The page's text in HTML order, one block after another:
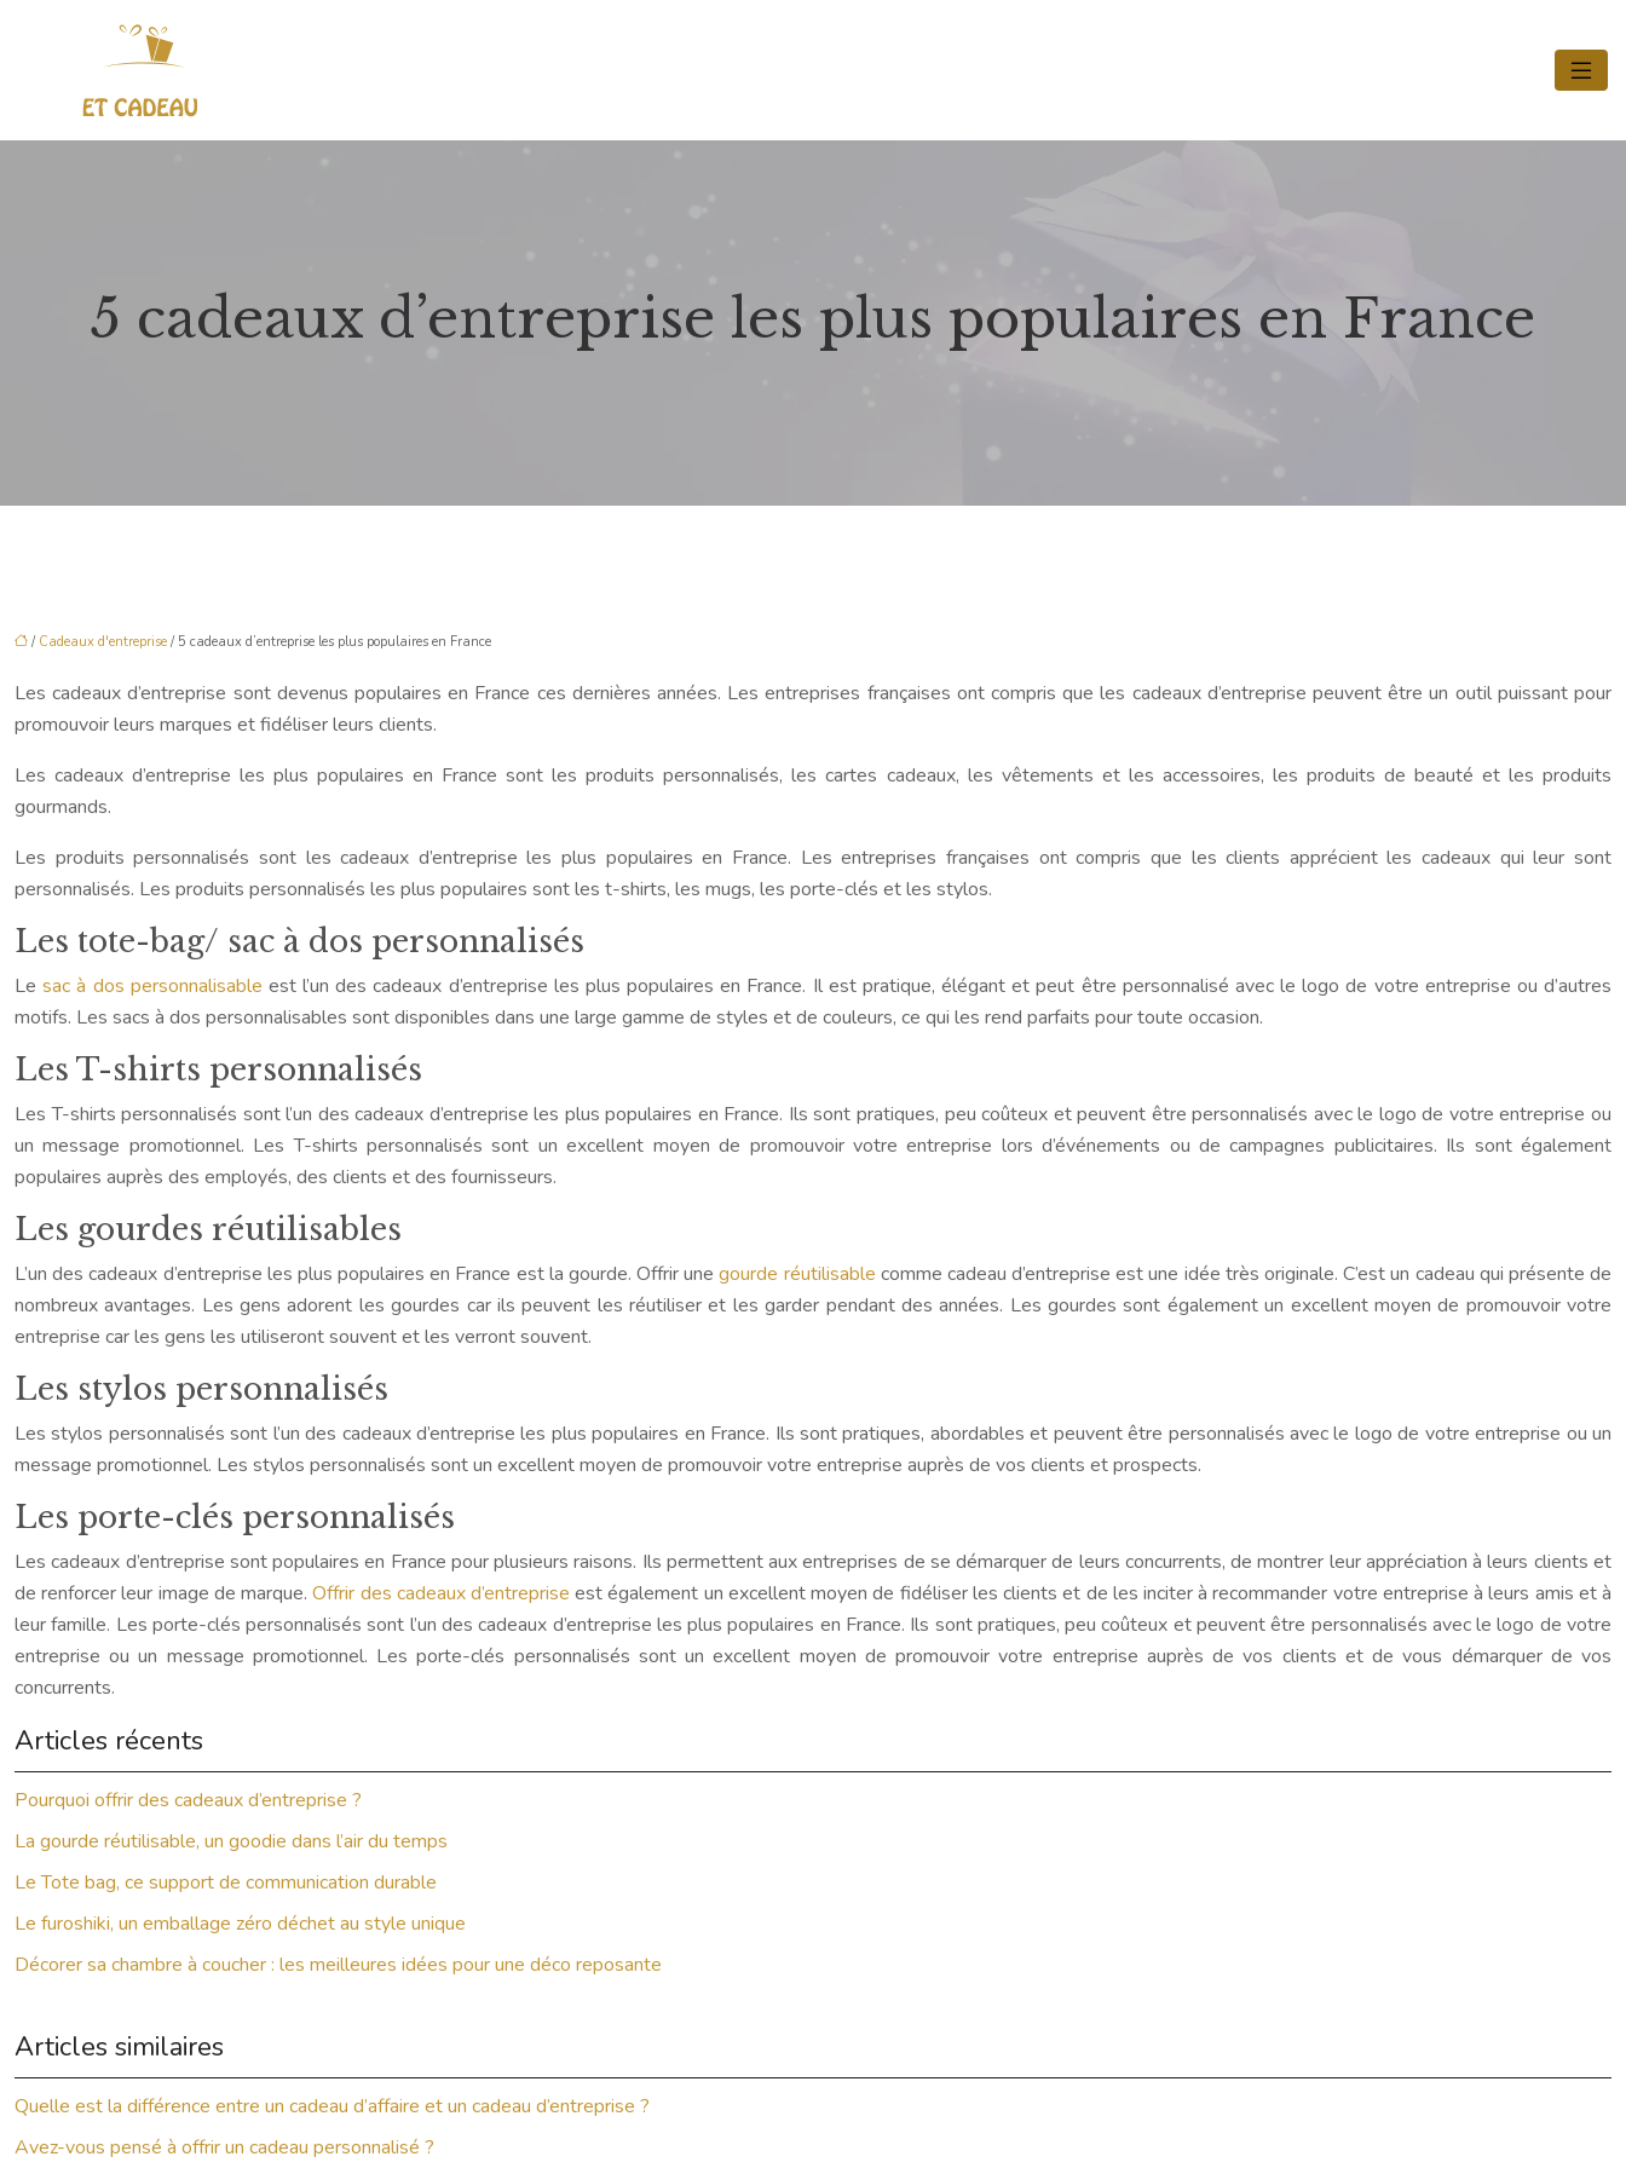
5 cadeaux d’entreprise les plus populaires en France
/ Cadeaux d'entreprise / 5 cadeaux d’entreprise les plus populaires en France
Les cadeaux d’entreprise sont devenus populaires en France ces dernières années. Les entreprises françaises ont compris que les cadeaux d’entreprise peuvent être un outil puissant pour
promouvoir leurs marques et fidéliser leurs clients.
Les cadeaux d’entreprise les plus populaires en France sont les produits personnalisés, les cartes cadeaux, les vêtements et les accessoires, les produits de beauté et les produits
gourmands.
Les produits personnalisés sont les cadeaux d’entreprise les plus populaires en France. Les entreprises françaises ont compris que les clients apprécient les cadeaux qui leur sont
personnalisés. Les produits personnalisés les plus populaires sont les t-shirts, les mugs, les porte-clés et les stylos.
Les tote-bag/ sac à dos personnalisés
Lesac à dos personnalisable est l’un des cadeaux d’entreprise les plus populaires en France. Il est pratique, élégant et peut être personnalisé avec le logo de votre entreprise ou d’autres
motifs. Les sacs à dos personnalisables sont disponibles dans une large gamme de styles et de couleurs, ce qui les rend parfaits pour toute occasion.
Les T-shirts personnalisés
Les T-shirts personnalisés sont l’un des cadeaux d’entreprise les plus populaires en France. Ils sont pratiques, peu coûteux et peuvent être personnalisés avec le logo de votre entreprise ou
un message promotionnel. Les T-shirts personnalisés sont un excellent moyen de promouvoir votre entreprise lors d’événements ou de campagnes publicitaires. Ils sont également
populaires auprès des employés, des clients et des fournisseurs.
Les gourdes réutilisables
L’un des cadeaux d’entreprise les plus populaires en France est la gourde. Offrir unegourde réutilisable comme cadeau d’entreprise est une idée très originale. C’est un cadeau qui présente de
nombreux avantages. Les gens adorent les gourdes car ils peuvent les réutiliser et les garder pendant des années. Les gourdes sont également un excellent moyen de promouvoir votre
entreprise car les gens les utiliseront souvent et les verront souvent.
Les stylos personnalisés
Les stylos personnalisés sont l’un des cadeaux d’entreprise les plus populaires en France. Ils sont pratiques, abordables et peuvent être personnalisés avec le logo de votre entreprise ou un
message promotionnel. Les stylos personnalisés sont un excellent moyen de promouvoir votre entreprise auprès de vos clients et prospects.
Les porte-clés personnalisés
Les cadeaux d’entreprise sont populaires en France pour plusieurs raisons. Ils permettent aux entreprises de se démarquer de leurs concurrents, de montrer leur appréciation à leurs clients et
de renforcer leur image de marque.Offrir des cadeaux d’entreprise est également un excellent moyen de fidéliser les clients et de les inciter à recommander votre entreprise à leurs amis et à
leur famille. Les porte-clés personnalisés sont l’un des cadeaux d’entreprise les plus populaires en France. Ils sont pratiques, peu coûteux et peuvent être personnalisés avec le logo de votre
entreprise ou un message promotionnel. Les porte-clés personnalisés sont un excellent moyen de promouvoir votre entreprise auprès de vos clients et de vous démarquer de vos
concurrents.
Articles récents
Pourquoi offrir des cadeaux d’entreprise ?
La gourde réutilisable, un goodie dans l’air du temps
Le Tote bag, ce support de communication durable
Le furoshiki, un emballage zéro déchet au style unique
Décorer sa chambre à coucher : les meilleures idées pour une déco reposante
Articles similaires
Quelle est la différence entre un cadeau d’affaire et un cadeau d’entreprise ?
Avez-vous pensé à offrir un cadeau personnalisé ?